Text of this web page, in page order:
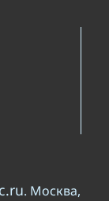
. Москва,